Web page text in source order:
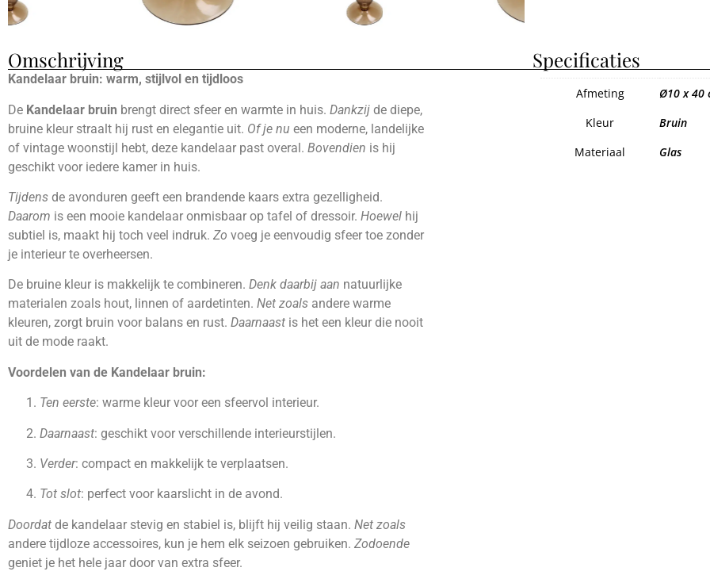
Omschrijving
Kandelaar bruin: warm, stijlvol en tijdloos
De Kandelaar bruin brengt direct sfeer en warmte in huis. Dankzij de diepe,
bruine kleur straalt hij rust en elegantie uit. Of je nu een moderne, landelijke
of vintage woonstijl hebt, deze kandelaar past overal. Bovendien is hij
geschikt voor iedere kamer in huis.
Tijdens de avonduren geeft een brandende kaars extra gezelligheid.
Daarom is een mooie kandelaar onmisbaar op tafel of dressoir. Hoewel hij
subtiel is, maakt hij toch veel indruk. Zo voeg je eenvoudig sfeer toe zonder
je interieur te overheersen.
De bruine kleur is makkelijk te combineren. Denk daarbij aan natuurlijke
materialen zoals hout, linnen of aardetinten. Net zoals andere warme
kleuren, zorgt bruin voor balans en rust. Daarnaast is het een kleur die nooit
uit de mode raakt.
Voordelen van de Kandelaar bruin:
Ten eerste: warme kleur voor een sfeervol interieur.
Daarnaast: geschikt voor verschillende interieurstijlen.
Verder: compact en makkelijk te verplaatsen.
Tot slot: perfect voor kaarslicht in de avond.
Doordat de kandelaar stevig en stabiel is, blijft hij veilig staan. Net zoals
andere tijdloze accessoires, kun je hem elk seizoen gebruiken. Zodoende
geniet je het hele jaar door van extra sfeer.
Specificaties
Afmeting
Ø10 x 40
Kleur
Bruin
Materiaal
Glas